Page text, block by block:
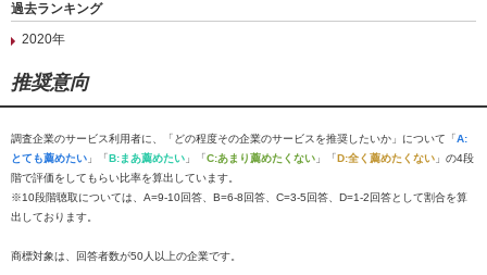
過去ランキング
2020年
推奨意向
調査企業のサービス利用者に、「どの程度その企業のサービスを推奨したいか」について「A:
とても薦めたい 」「B:まあ薦めたい 」「C:あまり薦めたくない 」「D:全く薦めたくない 」の4段
階で評価をしてもらい比率を算出しています。
※10段階聴取については、A=9-10回答、B=6-8回答、C=3-5回答、D=1-2回答として割合を算
出しております。
商標対象は、回答者数が50人以上の企業です。